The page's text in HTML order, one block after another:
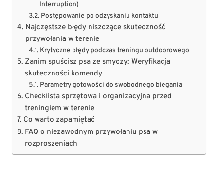
Interruption)
Postępowanie po odzyskaniu kontaktu
Najczęstsze błędy niszczące skuteczność
przywołania w terenie
Krytyczne błędy podczas treningu outdoorowego
Zanim spuścisz psa ze smyczy: Weryfikacja
skuteczności komendy
Parametry gotowości do swobodnego biegania
Checklista sprzętowa i organizacyjna przed
treningiem w terenie
Co warto zapamiętać
FAQ o niezawodnym przywołaniu psa w
rozproszeniach